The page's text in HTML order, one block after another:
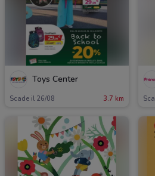
Toys Center
Scade il 26/08 3.7 km